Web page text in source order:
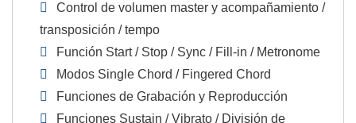
Control de volumen master y acompañamiento /
transposición / tempo
Función Start / Stop / Sync / Fill-in / Metronome
Modos Single Chord / Fingered Chord
Funciones de Grabación y Reproducción
Funciones Sustain / Vibrato / División de